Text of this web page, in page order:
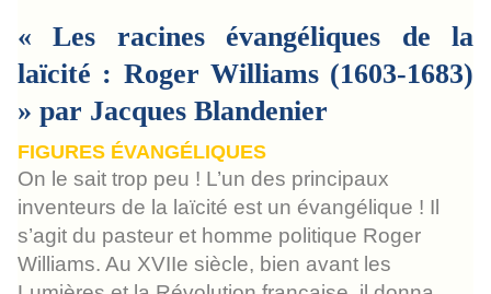
« Les racines évangéliques de la
laïcité : Roger Williams (1603-1683)
» par Jacques Blandenier
FIGURES ÉVANGÉLIQUES
On le sait trop peu ! L’un des principaux
inventeurs de la laïcité est un évangélique ! Il
s’agit du pasteur et homme politique Roger
Williams. Au XVIIe siècle, bien avant les